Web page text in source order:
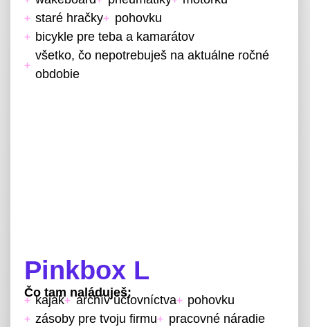
staré hračky
pohovku
bicykle pre teba a kamarátov
všetko, čo nepotrebuješ na aktuálne ročné
obdobie
Pinkbox L
Čo tam naláduješ:
kajak archív účtovníctva
pohovku
zásoby pre tvoju firmu
pracovné náradie